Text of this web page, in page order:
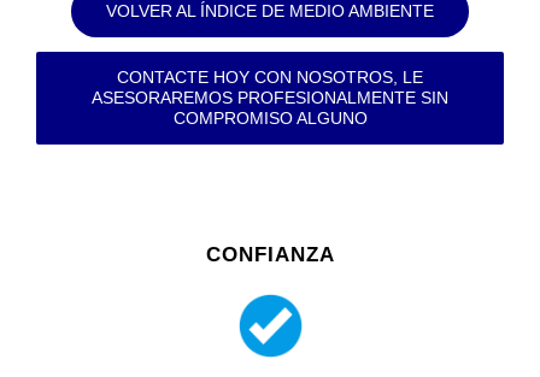
VOLVER AL ÍNDICE DE MEDIO AMBIENTE
CONTACTE HOY CON NOSOTROS, LE
ASESORAREMOS PROFESIONALMENTE SIN
COMPROMISO ALGUNO
CONFIANZA